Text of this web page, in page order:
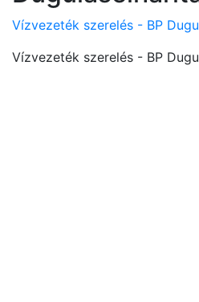
Vízvezeték szerelés - BP
Vízvezeték szerelés - BP